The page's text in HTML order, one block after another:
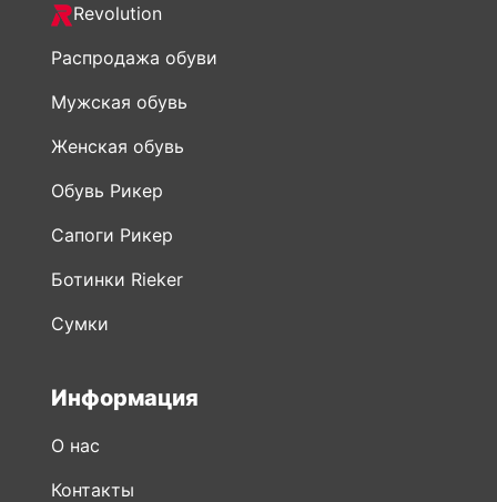
Revolution
Распродажа обуви
Мужская обувь
Женская обувь
Обувь Рикер
Сапоги Рикер
Ботинки Rieker
Сумки
Информация
О нас
Контакты